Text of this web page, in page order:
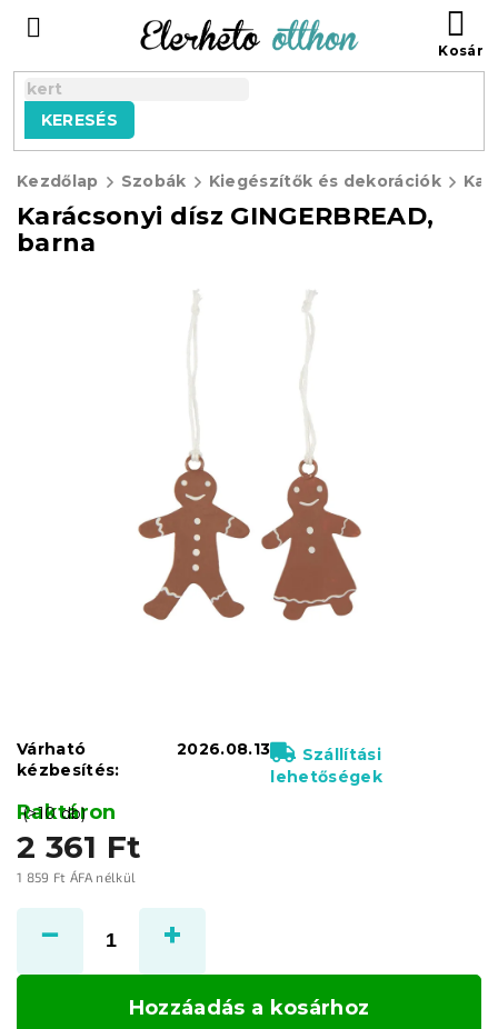
tartalomhoz
KERESÉS
Kezdőlap Szobák Kiegészítők és dekorációk
Karácsonyi dísz GINGERBREAD,
barna
2 361 Ft
1 859 Ft ÁFA nélkül
Raktáron
(>10 db)
Várható
kézbesítés:
2026.08.13
Szállítási
lehetőségek
Hozzáadás a kosárhoz